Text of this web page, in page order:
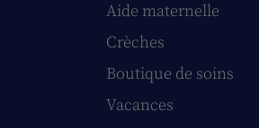
Aide maternelle
Crèches
Boutique de soins
Vacances